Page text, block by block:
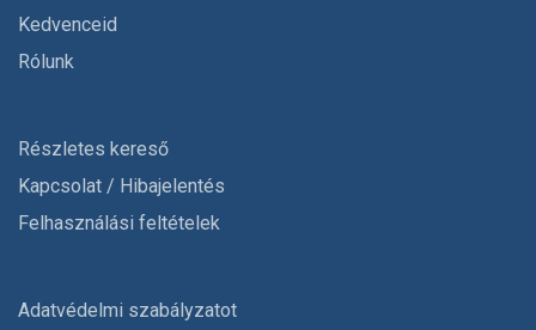
Kedvenceid
Rólunk
Részletes kereső
Kapcsolat / Hibajelentés
Felhasználási feltételek
Adatvédelmi szabályzatot